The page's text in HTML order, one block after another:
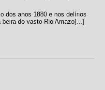
dos anos 1880 e nos delírios
do vasto Rio Amazo[...]